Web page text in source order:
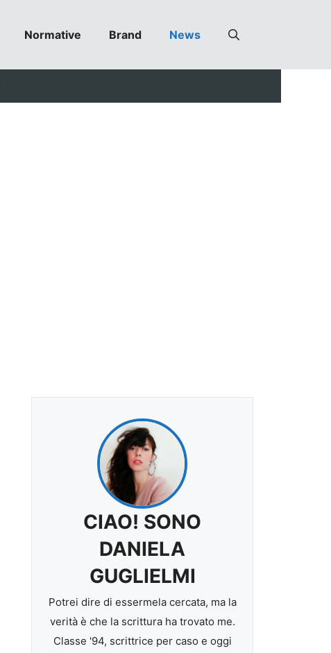
Normative Brand News
CIAO! SONO
DANIELA
GUGLIELMI
Potrei dire di essermela cercata, ma la
verità è che la scrittura ha trovato me.
Classe '94, scrittrice per caso e oggi